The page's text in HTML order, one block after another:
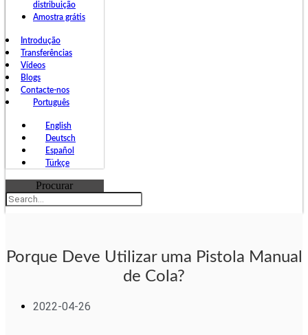
distribuição
Amostra grátis
Introdução
Transferências
Vídeos
Blogs
Contacte-nos
Português
English
Deutsch
Español
Türkçe
Procurar
Porque Deve Utilizar uma Pistola Manual
de Cola?
2022-04-26